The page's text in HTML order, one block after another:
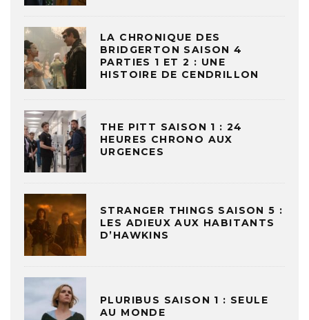
LA CHRONIQUE DES
BRIDGERTON SAISON 4
PARTIES 1 ET 2 : UNE
HISTOIRE DE CENDRILLON
THE PITT SAISON 1 : 24
HEURES CHRONO AUX
URGENCES
STRANGER THINGS SAISON 5 :
LES ADIEUX AUX HABITANTS
D’HAWKINS
PLURIBUS SAISON 1 : SEULE
AU MONDE